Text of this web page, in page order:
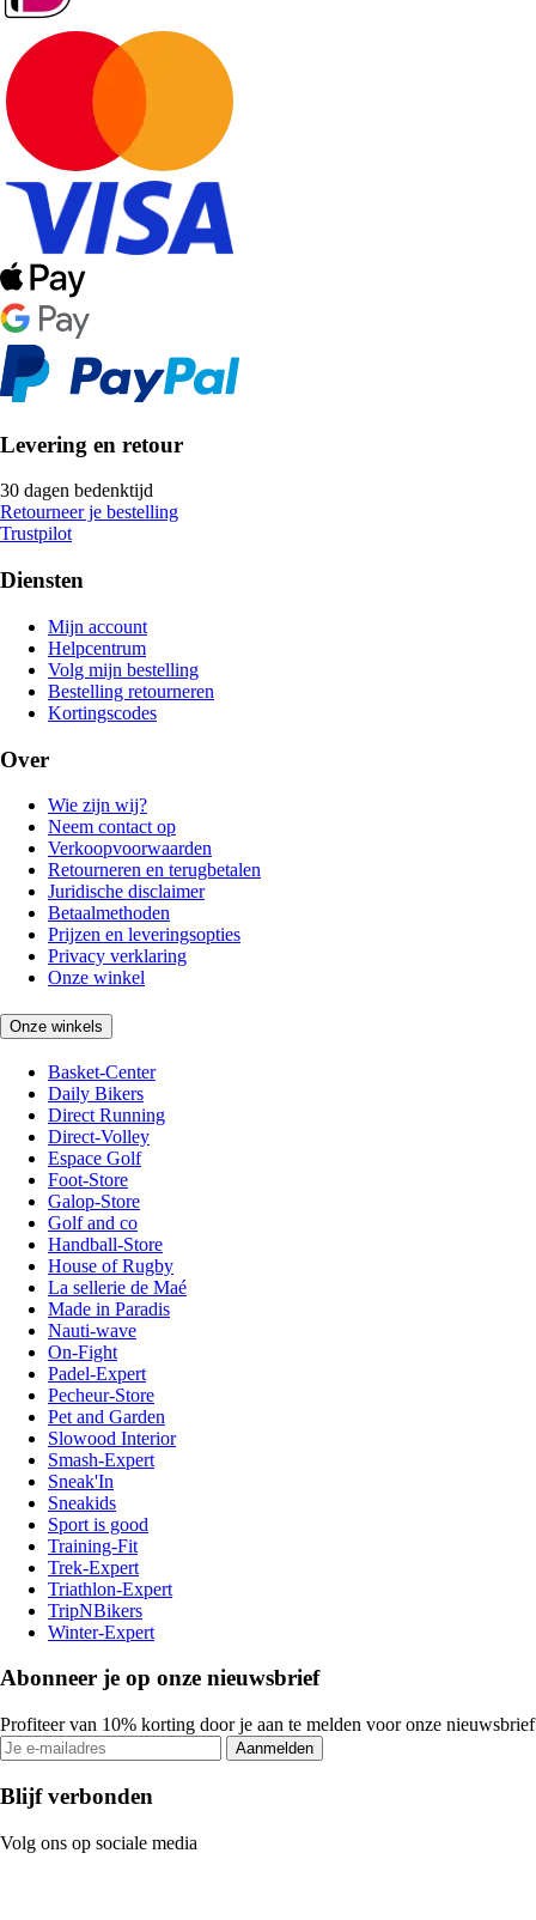
Levering en retour
30 dagen bedenktijd
Retourneer je bestelling
Trustpilot
Diensten
Mijn account
Helpcentrum
Volg mijn bestelling
Bestelling retourneren
Kortingscodes
Over
Wie zijn wij?
Neem contact op
Verkoopvoorwaarden
Retourneren en terugbetalen
Juridische disclaimer
Betaalmethoden
Prijzen en leveringsopties
Privacy verklaring
Onze winkel
Onze winkels
Basket-Center
Daily Bikers
Direct Running
Direct-Volley
Espace Golf
Foot-Store
Galop-Store
Golf and co
Handball-Store
House of Rugby
La sellerie de Maé
Made in Paradis
Nauti-wave
On-Fight
Padel-Expert
Pecheur-Store
Pet and Garden
Slowood Interior
Smash-Expert
Sneak'In
Sneakids
Sport is good
Training-Fit
Trek-Expert
Triathlon-Expert
TripNBikers
Winter-Expert
Abonneer je op onze nieuwsbrief
Profiteer van 10% korting door je aan te melden voor onze nieuwsbrief
Aanmelden
Blijf verbonden
Volg ons op sociale media